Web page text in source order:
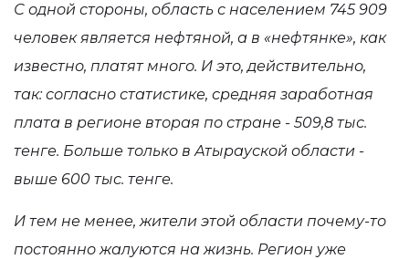
С одной стороны, область с населением 745 909
человек является нефтяной, а в «нефтянке», как
известно, платят много. И это, действительно,
так: согласно статистике, средняя заработная
плата в регионе вторая по стране - 509,8 тыс.
тенге. Больше только в Атырауской области -
выше 600 тыс. тенге.
И тем не менее, жители этой области почему-то
постоянно жалуются на жизнь. Регион уже